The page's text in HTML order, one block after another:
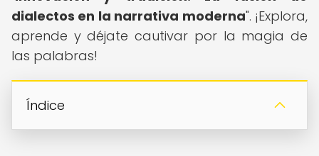
dialectos en la narrativa moderna". ¡Explora,
aprende y déjate cautivar por la magia de
las palabras!
Índice